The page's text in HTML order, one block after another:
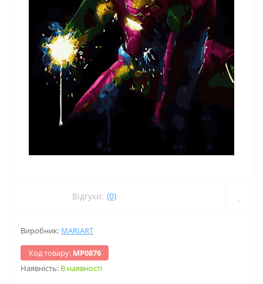
Відгуки: (0)
Виробник: MARIART
Код товару: МР0876
Наявність: В наявності